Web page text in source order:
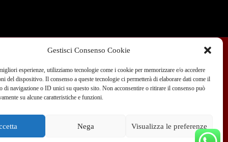
Gestisci Consenso Cookie
esperienze, utilizziamo tecnologie come i cookie per memorizzare e/o accedere
del dispositivo. Il consenso a queste tecnologie ci permetterà di elaborare dati come il
di navigazione o ID unici su questo sito. Non acconsentire o ritirare il consenso può
su alcune caratteristiche e funzioni.
Nega Visualizza le preferenze
di Vendita Dove siamo Blog
351 970 89 33
info@teammotor.it
Officina: Cadelbosco Di Sopra Via G. Verga 6A